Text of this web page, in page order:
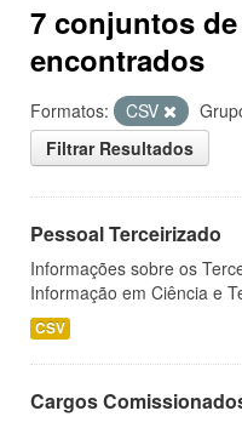
7 conjuntos
encontrados
Formatos: CSV
Filtrar Resultados
Pessoal Terceirizado
Informações sobre os
Informação em Ciência e
CSV
Cargos